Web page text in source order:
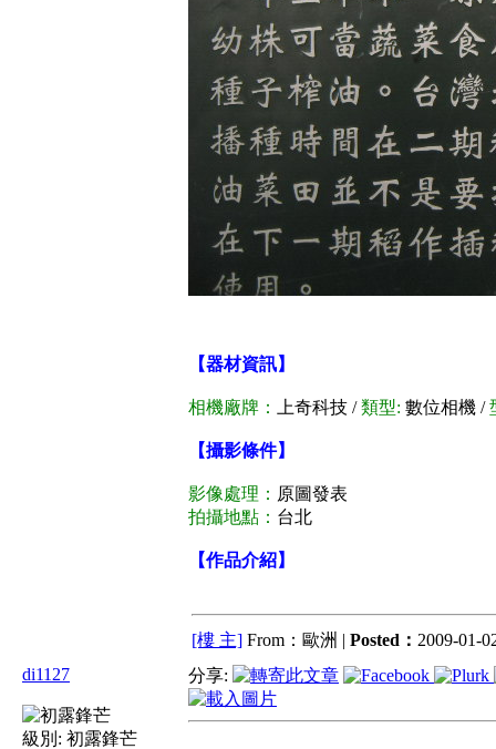
【器材資訊】
相機廠牌： 上奇科技 /類型: 數位相機 /
【攝影條件】
影像處理： 原圖發表
拍攝地點： 台北
【作品介紹】
[樓 主] From：歐洲 | Posted： 2009-01-
di1127
級別: 初露鋒芒
分享: